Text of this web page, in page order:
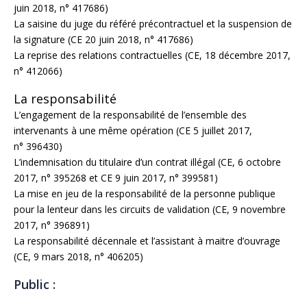
juin 2018, n° 417686)
La saisine du juge du référé précontractuel et la suspension de
la signature (CE 20 juin 2018, n° 417686)
La reprise des relations contractuelles (CE, 18 décembre 2017,
n° 412066)
La responsabilité
L’engagement de la responsabilité de l’ensemble des
intervenants à une même opération (CE 5 juillet 2017,
n° 396430)
L’indemnisation du titulaire d’un contrat illégal (CE, 6 octobre
2017, n° 395268 et CE 9 juin 2017, n° 399581)
La mise en jeu de la responsabilité de la personne publique
pour la lenteur dans les circuits de validation (CE, 9 novembre
2017, n° 396891)
La responsabilité décennale et l’assistant à maitre d’ouvrage
(CE, 9 mars 2018, n° 406205)
Public :